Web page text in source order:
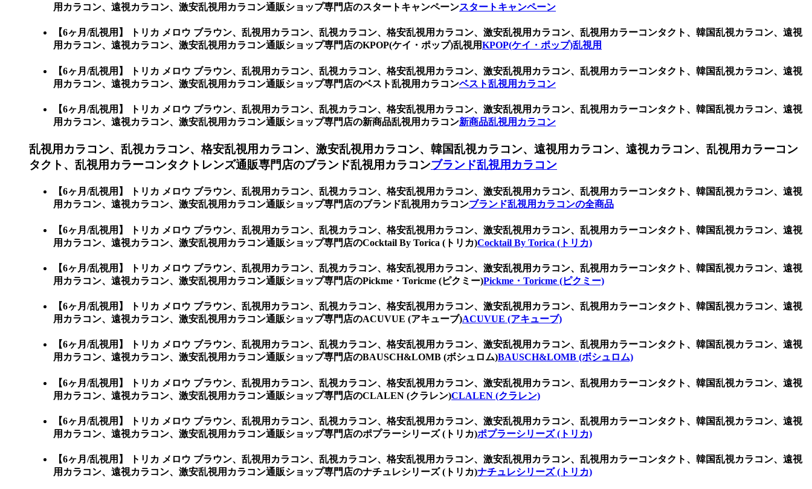
用カラコン、遠視カラコン、激安乱視用カラコン通販ショップ専門店のスタートキャンペーンスタートキャンペーン
【6ヶ月/乱視用】 トリカ メロウ ブラウン、乱視用カラコン、乱視カラコン、格安乱視用カラコン、激安乱視用カラコン、乱視用カラーコンタクト、韓国乱視カラコン、遠視
用カラコン、遠視カラコン、激安乱視用カラコン通販ショップ専門店のKPOP(ケイ・ポップ)乱視用KPOP(ケイ・ポップ)乱視用
【6ヶ月/乱視用】 トリカ メロウ ブラウン、乱視用カラコン、乱視カラコン、格安乱視用カラコン、激安乱視用カラコン、乱視用カラーコンタクト、韓国乱視カラコン、遠視
用カラコン、遠視カラコン、激安乱視用カラコン通販ショップ専門店のベスト乱視用カラコンベスト乱視用カラコン
【6ヶ月/乱視用】 トリカ メロウ ブラウン、乱視用カラコン、乱視カラコン、格安乱視用カラコン、激安乱視用カラコン、乱視用カラーコンタクト、韓国乱視カラコン、遠視
用カラコン、遠視カラコン、激安乱視用カラコン通販ショップ専門店の新商品乱視用カラコン新商品乱視用カラコン
乱視用カラコン、乱視カラコン、格安乱視用カラコン、激安乱視用カラコン、韓国乱視カラコン、遠視用カラコン、遠視カラコン、乱視用カラーコン
タクト、乱視用カラーコンタクトレンズ通販専門店のブランド乱視用カラコンブランド乱視用カラコン
【6ヶ月/乱視用】 トリカ メロウ ブラウン、乱視用カラコン、乱視カラコン、格安乱視用カラコン、激安乱視用カラコン、乱視用カラーコンタクト、韓国乱視カラコン、遠視
用カラコン、遠視カラコン、激安乱視用カラコン通販ショップ専門店のブランド乱視用カラコンブランド乱視用カラコンの全商品
【6ヶ月/乱視用】 トリカ メロウ ブラウン、乱視用カラコン、乱視カラコン、格安乱視用カラコン、激安乱視用カラコン、乱視用カラーコンタクト、韓国乱視カラコン、遠視
用カラコン、遠視カラコン、激安乱視用カラコン通販ショップ専門店のCocktail By Torica (トリカ)Cocktail By Torica (トリカ)
【6ヶ月/乱視用】 トリカ メロウ ブラウン、乱視用カラコン、乱視カラコン、格安乱視用カラコン、激安乱視用カラコン、乱視用カラーコンタクト、韓国乱視カラコン、遠視
用カラコン、遠視カラコン、激安乱視用カラコン通販ショップ専門店のPickme・Toricme (ピクミー)Pickme・Toricme (ピクミー)
【6ヶ月/乱視用】 トリカ メロウ ブラウン、乱視用カラコン、乱視カラコン、格安乱視用カラコン、激安乱視用カラコン、乱視用カラーコンタクト、韓国乱視カラコン、遠視
用カラコン、遠視カラコン、激安乱視用カラコン通販ショップ専門店のACUVUE (アキューブ)ACUVUE (アキューブ)
【6ヶ月/乱視用】 トリカ メロウ ブラウン、乱視用カラコン、乱視カラコン、格安乱視用カラコン、激安乱視用カラコン、乱視用カラーコンタクト、韓国乱視カラコン、遠視
用カラコン、遠視カラコン、激安乱視用カラコン通販ショップ専門店のBAUSCH&LOMB (ボシュロム)BAUSCH&LOMB (ボシュロム)
【6ヶ月/乱視用】 トリカ メロウ ブラウン、乱視用カラコン、乱視カラコン、格安乱視用カラコン、激安乱視用カラコン、乱視用カラーコンタクト、韓国乱視カラコン、遠視
用カラコン、遠視カラコン、激安乱視用カラコン通販ショップ専門店のCLALEN (クラレン)CLALEN (クラレン)
【6ヶ月/乱視用】 トリカ メロウ ブラウン、乱視用カラコン、乱視カラコン、格安乱視用カラコン、激安乱視用カラコン、乱視用カラーコンタクト、韓国乱視カラコン、遠視
用カラコン、遠視カラコン、激安乱視用カラコン通販ショップ専門店のポプラーシリーズ (トリカ)ポプラーシリーズ (トリカ)
【6ヶ月/乱視用】 トリカ メロウ ブラウン、乱視用カラコン、乱視カラコン、格安乱視用カラコン、激安乱視用カラコン、乱視用カラーコンタクト、韓国乱視カラコン、遠視
用カラコン、遠視カラコン、激安乱視用カラコン通販ショップ専門店のナチュレシリーズ (トリカ)ナチュレシリーズ (トリカ)